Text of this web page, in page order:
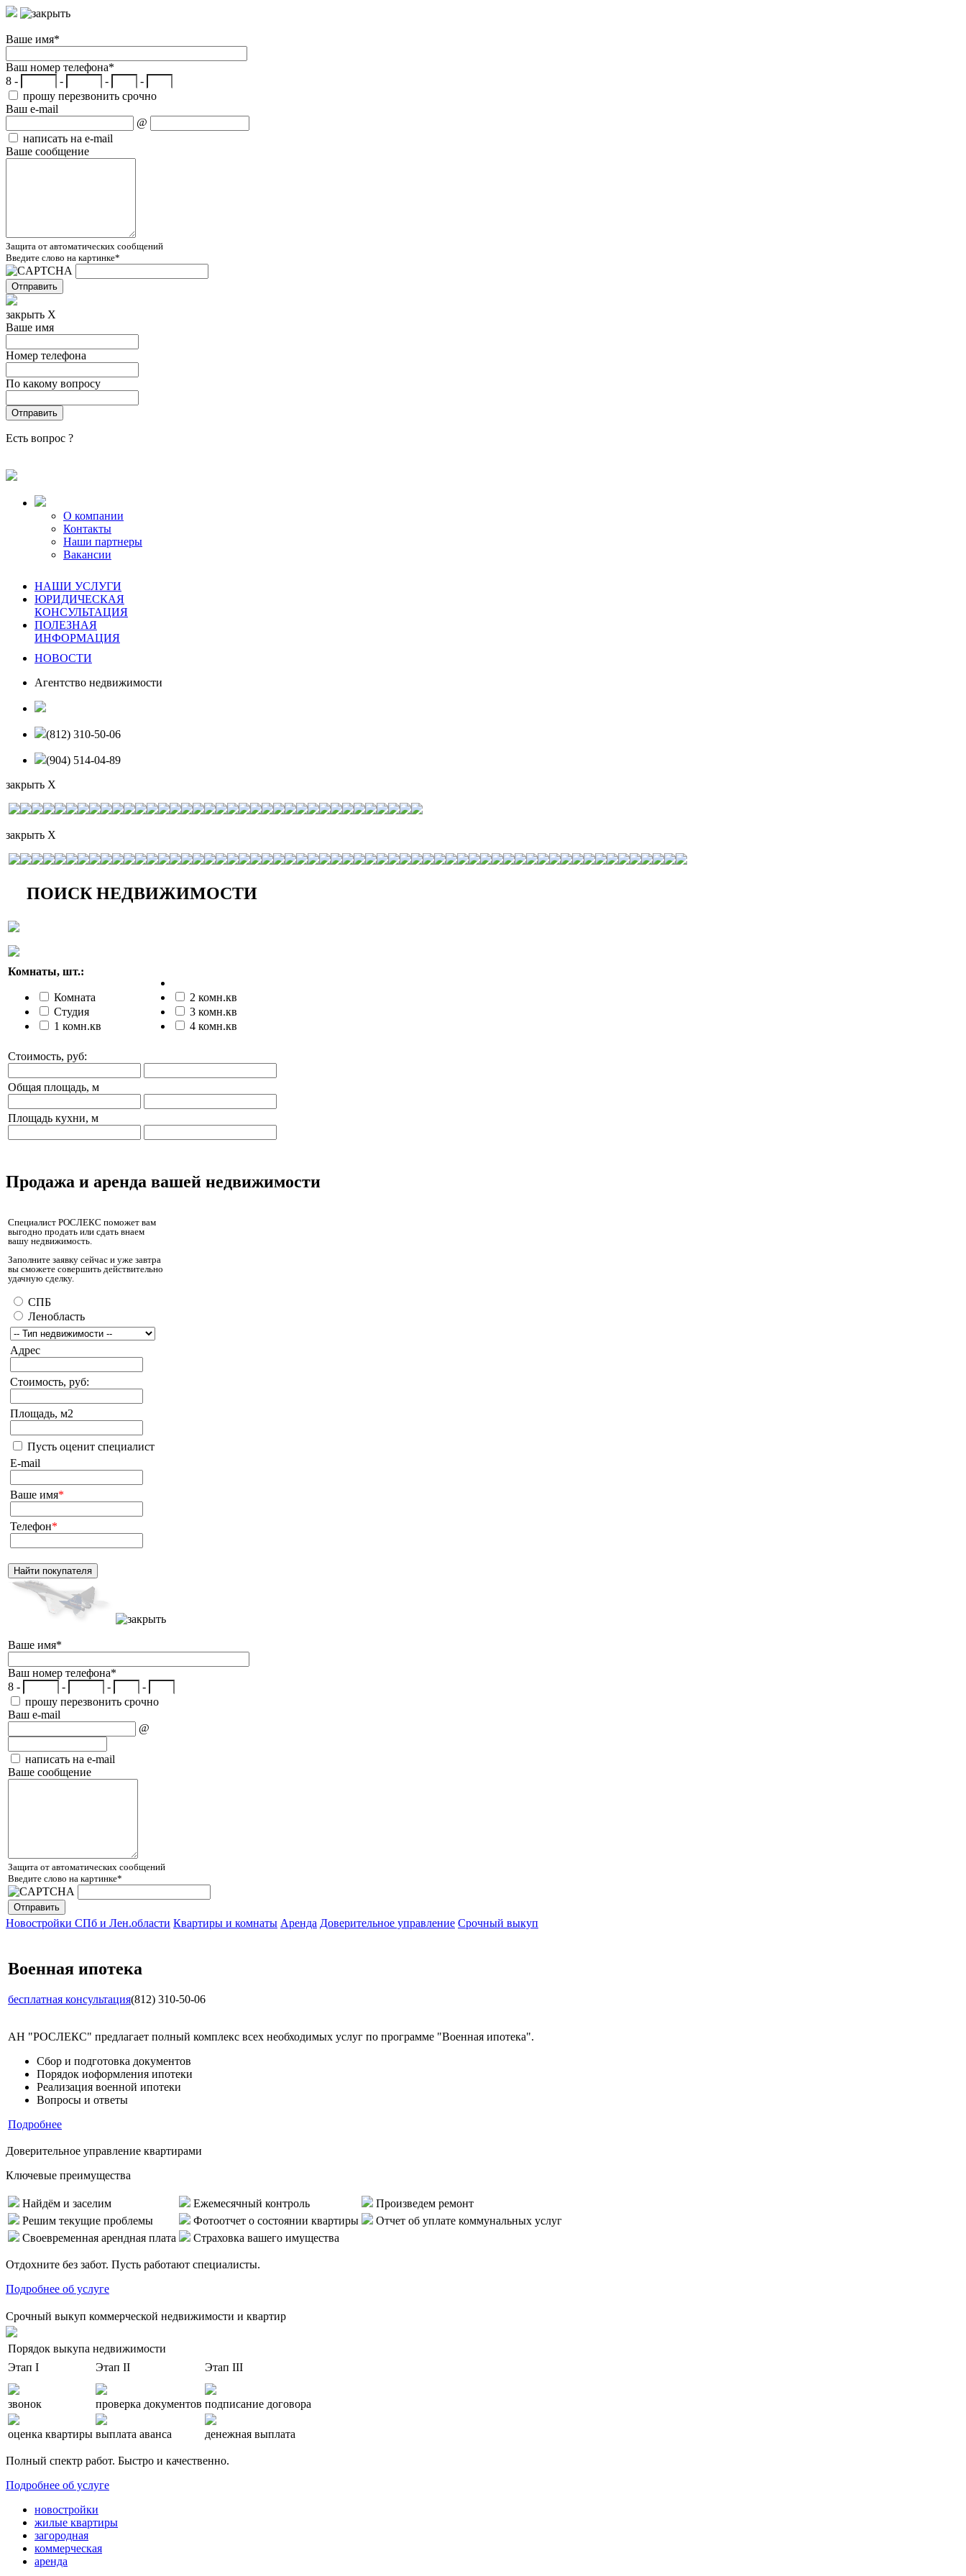
Ваше имя*
Ваш номер телефона*
8 -
- -
-
прошу перезвонить срочно
Ваш e-mail
@
написать на e-mail
Ваше сообщение
Защита от автоматических сообщений
Введите слово на картинке*
закрыть X
Ваше имя
Номер телефона
По какому вопросу
Есть вопрос ?
О компании
Контакты
Наши партнеры
Вакансии
НАШИ УСЛУГИ
ЮРИДИЧЕСКАЯ
КОНСУЛЬТАЦИЯ
ПОЛЕЗНАЯ
ИНФОРМАЦИЯ
НОВОСТИ
Агентство недвижимости
(812) 310-50-06
(904) 514-04-89
закрыть X
закрыть X
ПОИСК НЕДВИЖИМОСТИ
Комнаты, шт.:
Комната
Студия
1 комн.кв
2 комн.кв
3 комн.кв
4 комн.кв
Стоимость, руб:
Общая площадь, м
Площадь кухни, м
Продажа и аренда вашей недвижимости
Специалист РОСЛЕКС поможет вам
выгодно продать или сдать внаем
вашу недвижимость.
Заполните заявку сейчас и уже завтра
вы сможете совершить действительно
удачную сделку.
СПБ
Ленобласть
Адрес
Стоимость, руб:
Площадь, м2
Пусть оценит специалист
E-mail
Ваше имя*
Телефон*
Ваше имя*
Ваш номер телефона*
8 -
- -
-
прошу перезвонить срочно
Ваш e-mail
@
написать на e-mail
Ваше сообщение
Защита от автоматических сообщений
Введите слово на картинке*
Новостройки СПб и Лен.области Квартиры и комнаты Аренда Доверительное управление Срочный выкуп
Военная ипотека
бесплатная консультация(812) 310-50-06
АН "РОСЛЕКС" предлагает полный комплекс всех необходимых услуг по программе "Военная ипотека".
Сбор и подготовка документов
Порядок иоформления ипотеки
Реализация военной ипотеки
Вопросы и ответы
Подробнее
Доверительное управление квартирами
Ключевые преимущества
Найдём и заселим Ежемесячный контроль
Произведем ремонт
Решим текущие проблемы
Фотоотчет о состоянии квартиры
Отчет об уплате коммунальных услуг
Своевременная арендная плата
Страховка вашего имущества
Отдохните без забот. Пусть работают специалисты.
Подробнее об услуге
Срочный выкуп коммерческой недвижимости и квартир
Порядок выкупа недвижимости
Этап I
Этап II Этап III
звонок проверка документов подписание договора
оценка квартиры выплата аванса денежная выплата
Полный спектр работ. Быстро и качественно.
Подробнее об услуге
новостройки
жилые квартиры
загородная
коммерческая
аренда